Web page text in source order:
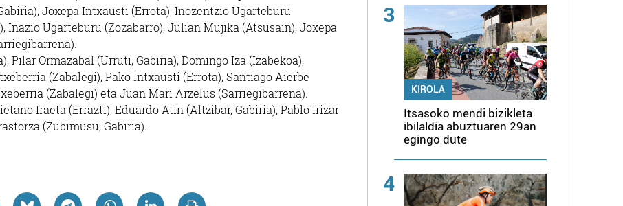
Joxepa Intxausti (Errota), Inozentzio Ugarteburu
Inazio Ugarteburu (Zozabarro), Julian Mujika (Atsusain), Joxepa
Pilar Ormazabal (Urruti, Gabiria), Domingo Iza (Izabekoa),
(Zabalegi), Pako Intxausti (Errota), Santiago Aierbe
(Zabalegi) eta Juan Mari Arzelus (Sarriegibarrena).
Iraeta (Errazti), Eduardo Atin (Altzibar, Gabiria), Pablo Irizar
(Zubimusu, Gabiria).
3
KIROLA
Itsasoko mendi bizikleta
ibilaldia abuztuaren 29an
egingo dute
4